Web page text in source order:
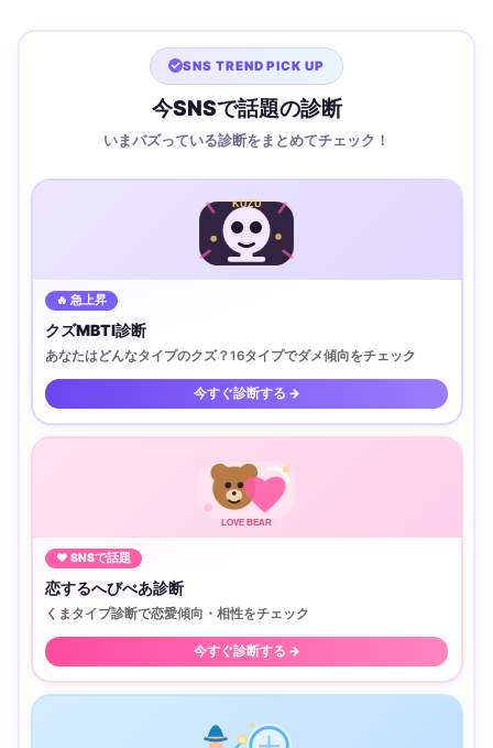
SNS TREND PICK UP
今SNSで話題の診断
いまバズっている診断をまとめてチェック！
KUZU
🔥 急上昇
クズMBTI診断
あなたはどんなタイプのクズ？16タイプでダメ傾向をチェック
今すぐ診断する →
LOVE BEAR
♥ SNSで話題
恋するへびべあ診断
くまタイプ診断で恋愛傾向・相性をチェック
今すぐ診断する →